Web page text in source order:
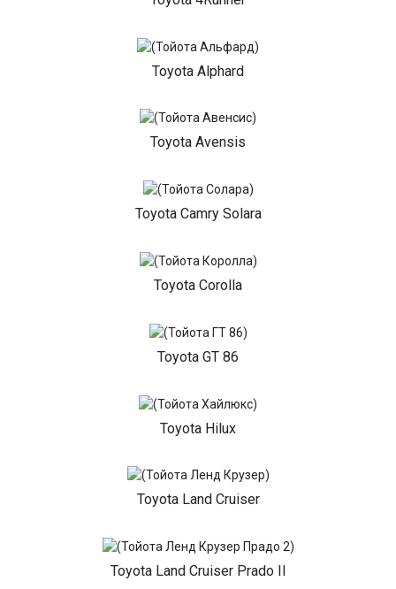
Toyota Alphard
Toyota Avensis
Toyota Camry Solara
Toyota Corolla
Toyota GT 86
Toyota Hilux
Toyota Land Cruiser
Toyota Land Cruiser Prado II